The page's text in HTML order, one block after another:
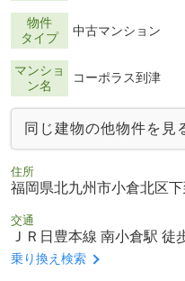
物件
タイプ
中古マンション
マンショ
ン名
コーポラス到津
同じ建物の他物件を見
住所
福岡県北九州市小倉北区
交通
ＪＲ日豊本線 南小倉駅 徒
乗り換え検索